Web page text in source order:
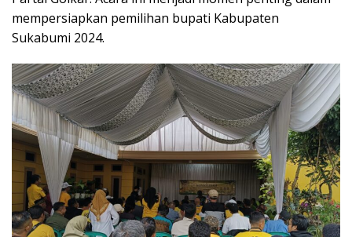
mempersiapkan pemilihan bupati Kabupaten
Sukabumi 2024.